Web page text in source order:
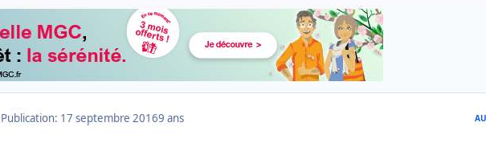
Publication: 17 septembre 20169 ans